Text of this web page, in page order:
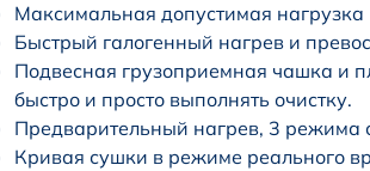
Максимальная допустимая нагрузка
Быстрый галогенный нагрев и
Подвесная грузоприемная чашка и
быстро и просто выполнять очистку.
Предварительный нагрев, 3 режима
Кривая сушки в режиме реального